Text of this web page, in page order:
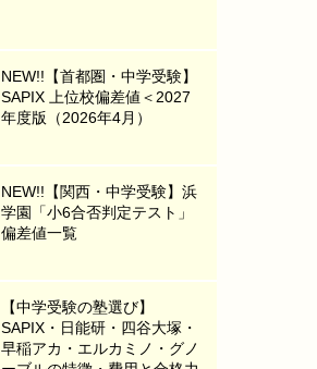
NEW!!【首都圏・中学受験】
SAPIX 上位校偏差値＜2027
年度版（2026年4月）
NEW!!【関西・中学受験】浜
学園「小6合否判定テスト」
偏差値一覧
【中学受験の塾選び】
SAPIX・日能研・四谷大塚・
早稲アカ・エルカミノ・グノ